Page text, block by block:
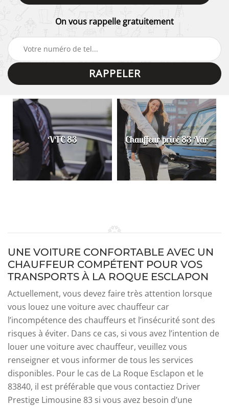
On vous rappelle gratuitement
VTC 83 Chauffeur privé 83 Var
UNE VOITURE CONFORTABLE AVEC UN
CHAUFFEUR COMPÉTENT POUR VOS
TRANSPORTS À LA ROQUE ESCLAPON
Actuellement, vous devez faire très attention lorsque
vous louez une voiture avec chauffeur car
l’incompétence des chauffeurs et l’insécurité sont des
risques à éviter. Dans ce cas, si vous avez l’intention de
louer une voiture avec chauffeur, veuillez vous
renseigner et vous informer de tous les services
disponibles. Pour le cas de La Roque Esclapon et le
83840, il est préférable que vous contactiez Driver
Prestige Limousine 83 si vous avez besoin d’une